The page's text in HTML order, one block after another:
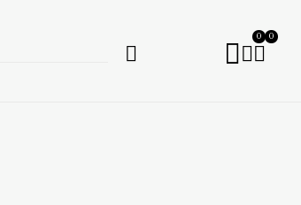
0 0